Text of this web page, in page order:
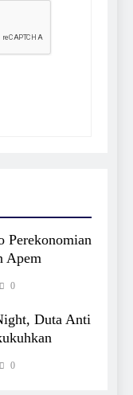
Perekonomian
Apem
0
Duta Anti
0